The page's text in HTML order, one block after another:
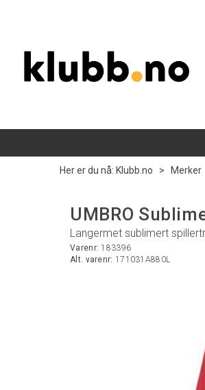
Her er du nå: Klubb.no > Merker
UMBRO
Langermet sublimert
Varenr:183396
Alt. varenr: 171031A880L